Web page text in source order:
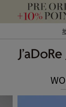
ン オンライン）